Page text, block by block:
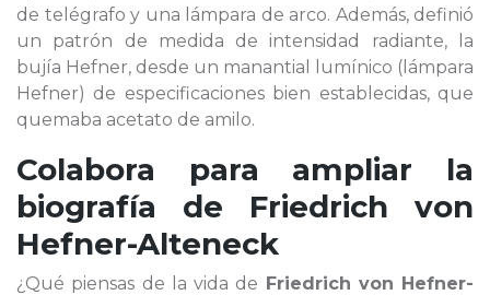
de telégrafo y una lámpara de arco. Además, definió
un patrón de medida de intensidad radiante, la
bujía Hefner, desde un manantial lumínico (lámpara
Hefner) de especificaciones bien establecidas, que
quemaba acetato de amilo.
Colabora para ampliar la
biografía de Friedrich von
Hefner-Alteneck
¿Qué piensas de la vida de Friedrich von Hefner-